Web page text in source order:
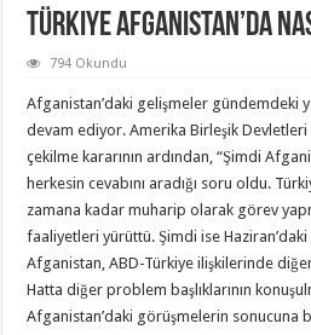
Türkiye Afganistan’da
794 Okundu
Afganistan’daki gelişmeler gündemdeki
devam ediyor. Amerika Birleşik Devletleri
çekilme kararının ardından, “Şimdi
herkesin cevabını aradığı soru oldu.
zamana kadar muharip olarak görev
faaliyetleri yürüttü. Şimdi ise Haziran’daki
Afganistan, ABD-Türkiye ilişkilerinde
Hatta diğer problem başlıklarının
Afganistan’daki görüşmelerin sonucuna